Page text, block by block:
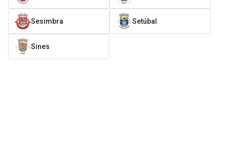
Sesimbra Setúbal
Sines